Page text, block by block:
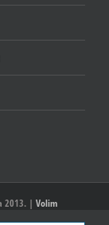
2013. | Volim